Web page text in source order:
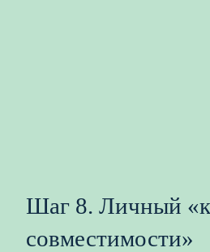
Шаг 8. Личный
совместимости»